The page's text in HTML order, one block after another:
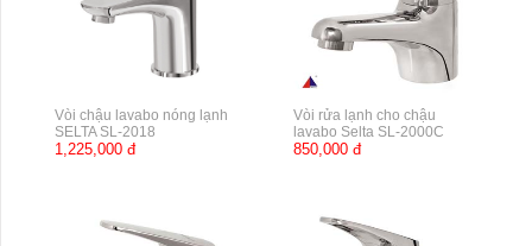
Vòi chậu lavabo nóng lạnh
SELTA SL-2018
1,225,000 đ
Vòi rửa lạnh cho chậu
lavabo Selta SL-2000C
850,000 đ